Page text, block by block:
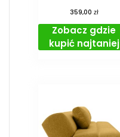
359,00 zł
Zobacz gdzie
kupić najtaniej